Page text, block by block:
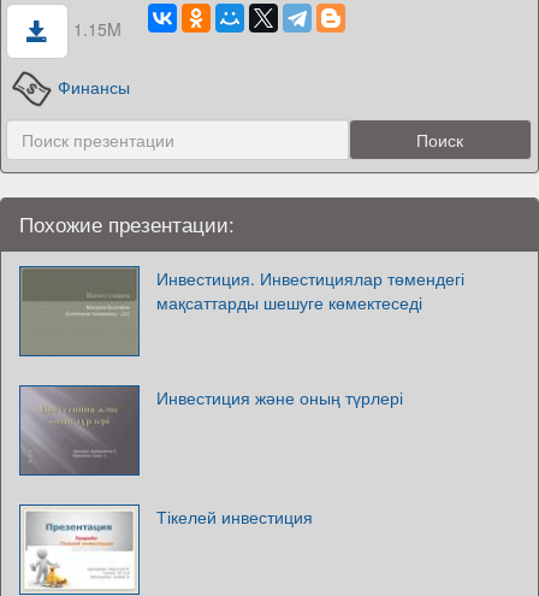
1.15M
Финансы
Похожие презентации:
Инвестиция. Инвестициялар төмендегі
мақсаттарды шешуге көмектеседі
Инвестиция және оның түрлері
Тікелей инвестиция